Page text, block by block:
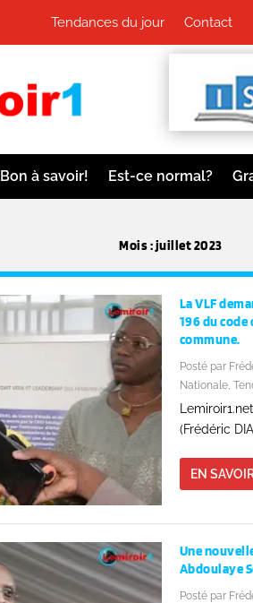
Tendances du jour Contact
Bon à savoir! Est-ce normal?
Mois :juillet 2023
La VLF
196 du
commune.
Posté par
Nationale,
(Frédéric
EN
Une
Abdoulaye
Posté par